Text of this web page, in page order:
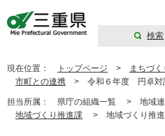
検索
現在位置： トップページ > まちづく
市町との連携 > 令和６年度 円卓対
担当所属： 県庁の組織一覧 > 地域
地域づくり推進課 > 地域づくり推